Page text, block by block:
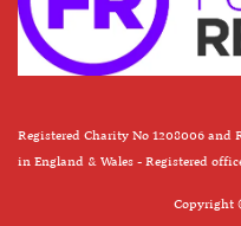
Registered Charity No 1208006 and
in England & Wales - Registered
Copyright